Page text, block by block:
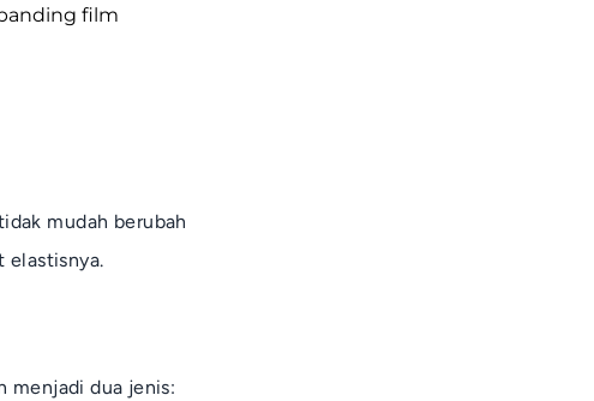
film
mudah berubah
elastisnya.
menjadi dua jenis: